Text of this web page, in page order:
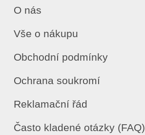
O nás
Vše o nákupu
Obchodní podmínky
Ochrana soukromí
Reklamační řád
Často kladené otázky (FAQ)